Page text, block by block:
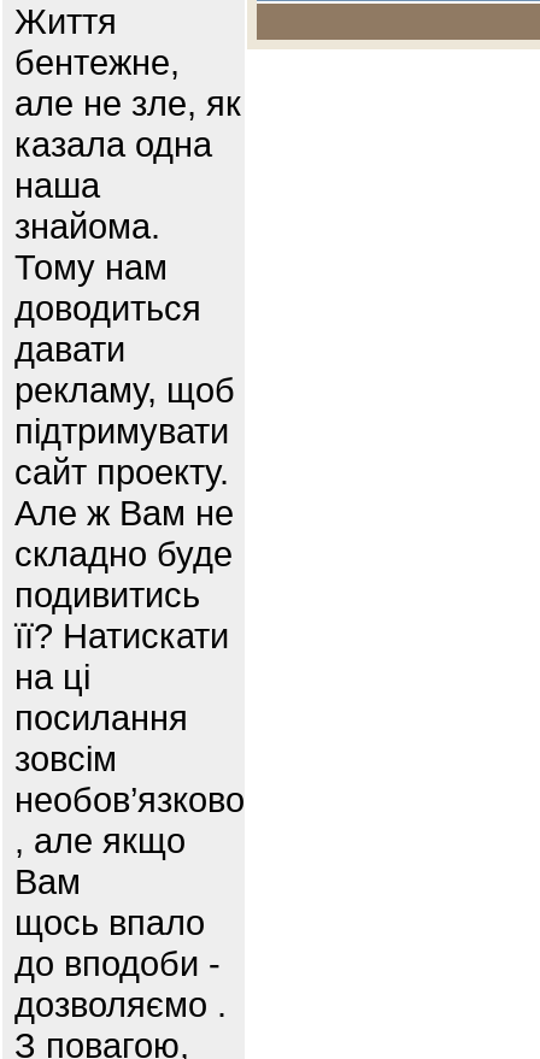
Життя
бентежне,
але не зле, як
казала одна
наша
знайома.
Тому нам
доводиться
давати
рекламу, щоб
підтримувати
сайт проекту.
Але ж Вам не
складно буде
подивитись
її? Натискати
на ці
посилання
зовсім
необов’язково
, але якщо
Вам
щось впало
до вподоби -
дозволяємо .
З повагою,